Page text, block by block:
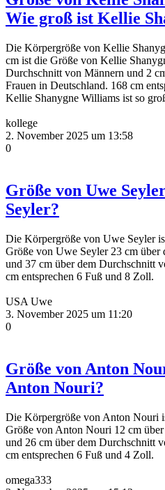
Wie groß ist Kellie
Die Körpergröße von Kellie
cm ist die Größe von Kellie
Durchschnitt von Männern und 2
Frauen in Deutschland. 168 cm
Kellie Shanygne Williams ist so
kollege
2. November 2025 um 13:58
0
Größe von Uwe
Seyler?
Die Körpergröße von Uwe Seyler
Größe von Uwe Seyler 23 cm über
und 37 cm über dem Durchschnitt
cm entsprechen 6 Fuß und 8 Zoll.
USA Uwe
3. November 2025 um 11:20
0
Größe von Anton
Anton Nouri?
Die Körpergröße von Anton Nouri
Größe von Anton Nouri 12 cm
und 26 cm über dem Durchschnitt
cm entsprechen 6 Fuß und 4 Zoll.
omega333